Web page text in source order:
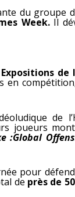
du groupe
Week.Il
Expositions
en
de
joueurs
:Global
pour
de près de